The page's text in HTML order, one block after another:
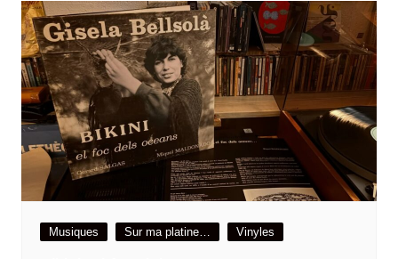
Musiques Sur ma platine… Vinyles